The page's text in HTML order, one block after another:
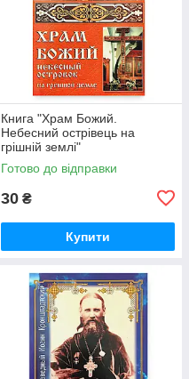
Книга "Храм Божий.
Небесний острівець на
грішній землі"
Готово до відправки
30 ₴
Купити